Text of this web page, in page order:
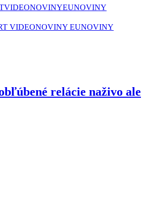
VIDEONOVINYEUNOVINY
VIDEONOVINY EUNOVINY
relácie naživo ale